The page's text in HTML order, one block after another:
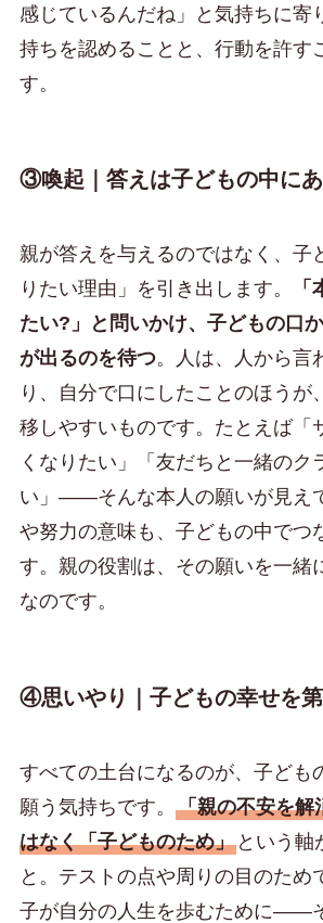
感じているんだね」と気持ちに寄
持ちを認めることと、行動を許す
す。
③喚起｜答えは子どもの中に
親が答えを与えるのではなく、子
りたい理由」を引き出します。
たい?」と問いかけ、子どもの口
が出るのを待つ。人は、人から言
り、自分で口にしたことのほうが
移しやすいものです。たとえば「
くなりたい」「友だちと一緒のク
い」——そんな本人の願いが見え
や努力の意味も、子どもの中でつ
す。親の役割は、その願いを一緒
なのです。
④思いやり｜子どもの幸せを
すべての土台になるのが、子ども
願う気持ちです。 「親の不安を解
はなく「子どものため」という軸
と。テストの点や周りの目のため
子が自分の人生を歩むために——